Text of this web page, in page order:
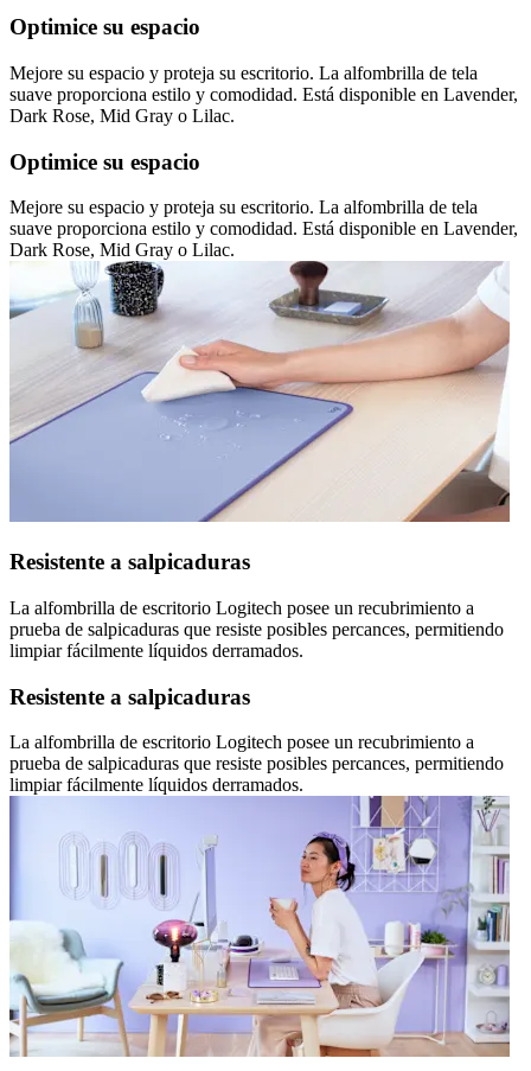
Optimice su espacio
Mejore su espacio y proteja su escritorio. La alfombrilla de tela
suave proporciona estilo y comodidad. Está disponible en Lavender,
Dark Rose, Mid Gray o Lilac.
Optimice su espacio
Mejore su espacio y proteja su escritorio. La alfombrilla de tela
suave proporciona estilo y comodidad. Está disponible en Lavender,
Dark Rose, Mid Gray o Lilac.
Resistente a salpicaduras
La alfombrilla de escritorio Logitech posee un recubrimiento a
prueba de salpicaduras que resiste posibles percances, permitiendo
limpiar fácilmente líquidos derramados.
Resistente a salpicaduras
La alfombrilla de escritorio Logitech posee un recubrimiento a
prueba de salpicaduras que resiste posibles percances, permitiendo
limpiar fácilmente líquidos derramados.